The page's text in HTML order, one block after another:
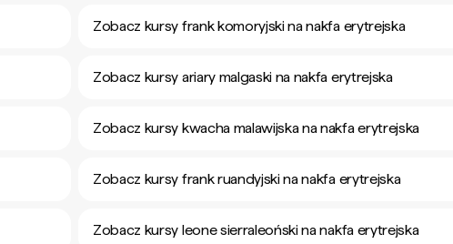
Zobacz kursy frank komoryjski na nakfa erytrejska
Zobacz kursy ariary malgaski na nakfa erytrejska
Zobacz kursy kwacha malawijska na nakfa erytrejska
Zobacz kursy frank ruandyjski na nakfa erytrejska
Zobacz kursy leone sierraleoński na nakfa erytrejska